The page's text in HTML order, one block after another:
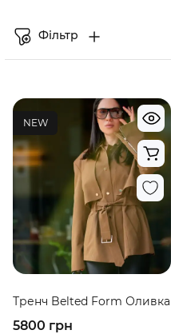
Фільтр
NEW
Тренч Belted Form Оливка
5800 грн